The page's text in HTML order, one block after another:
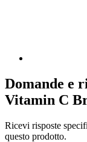
Domande e
Vitamin C
Ricevi risposte
questo prodotto.